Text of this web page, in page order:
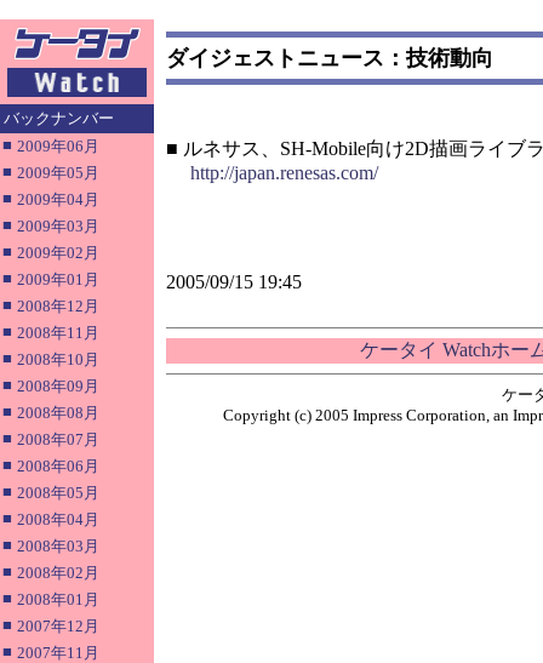
バックナンバー
■ 2009年06月
■ 2009年05月
■ 2009年04月
■ 2009年03月
■ 2009年02月
■ 2009年01月
■ 2008年12月
■ 2008年11月
■ 2008年10月
■ 2008年09月
■ 2008年08月
■ 2008年07月
■ 2008年06月
■ 2008年05月
■ 2008年04月
■ 2008年03月
■ 2008年02月
■ 2008年01月
■ 2007年12月
■ 2007年11月
ダイジェストニュース：技術動向
■ ルネサス、SH-Mobile向け2D描画ライブ
http://japan.renesas.com/
2005/09/15 19:45
ケータイ Watchホー
ケー
Copyright (c) 2005 Impress Corporation, an